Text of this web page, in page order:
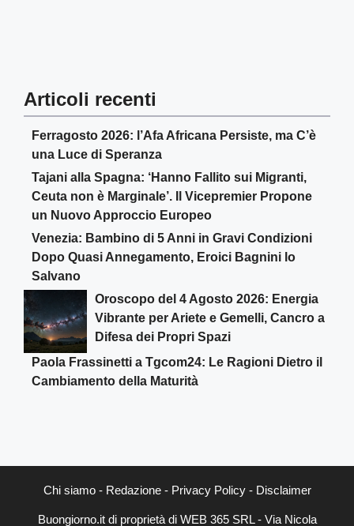
Articoli recenti
Ferragosto 2026: l’Afa Africana Persiste, ma C’è
una Luce di Speranza
Tajani alla Spagna: ‘Hanno Fallito sui Migranti,
Ceuta non è Marginale’. Il Vicepremier Propone
un Nuovo Approccio Europeo
Venezia: Bambino di 5 Anni in Gravi Condizioni
Dopo Quasi Annegamento, Eroici Bagnini lo
Salvano
Oroscopo del 4 Agosto 2026: Energia
Vibrante per Ariete e Gemelli, Cancro a
Difesa dei Propri Spazi
Paola Frassinetti a Tgcom24: Le Ragioni Dietro il
Cambiamento della Maturità
Chi siamo- Redazione- Privacy Policy- Disclaimer
Buongiorno.it di proprietà di WEB 365 SRL - Via Nicola